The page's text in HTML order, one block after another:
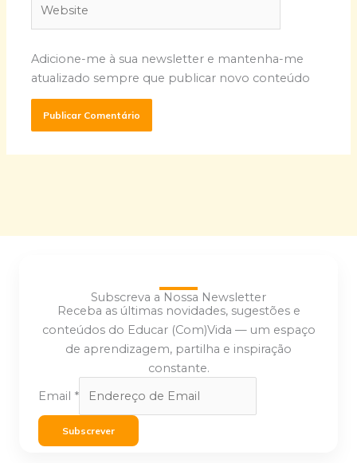
Adicione-me à sua newsletter e mantenha-me
atualizado sempre que publicar novo conteúdo
Subscreva a Nossa Newsletter
Receba as últimas novidades, sugestões e
conteúdos do Educar (Com)Vida — um espaço
de aprendizagem, partilha e inspiração
constante.
Email *
Subscrever